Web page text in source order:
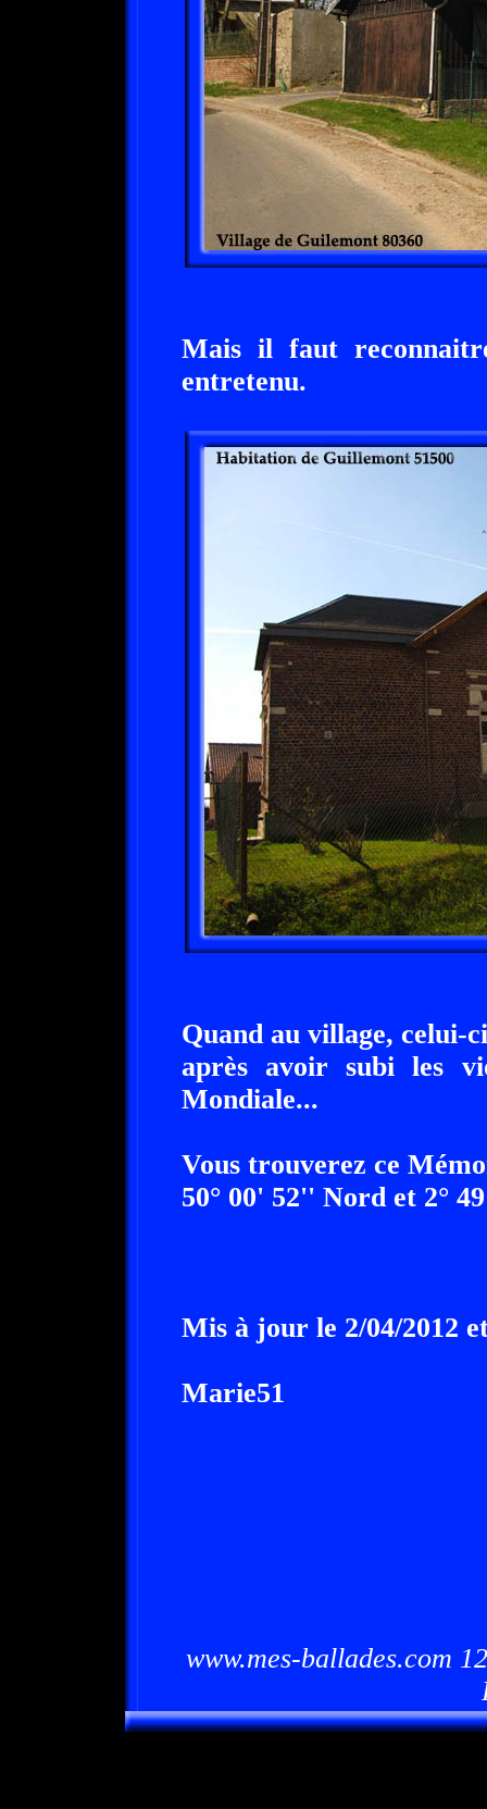
Mais il faut
entretenu.
Quand au village, celui-
après avoir subi les
Mondiale...
Vous trouverez ce
50° 00' 52'' Nord et 2°
Mis à jour le 2/04/2012
Marie51
www.mes-ballades.com